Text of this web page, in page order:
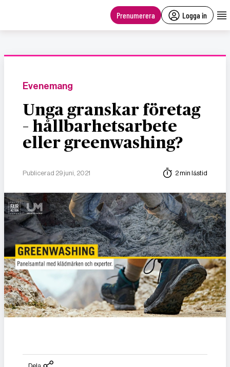
Prenumerera Logga in
Evenemang
Unga granskar företag
– hållbarhetsarbete
eller greenwashing?
Publicerad 29 juni, 2021 2 min lästid